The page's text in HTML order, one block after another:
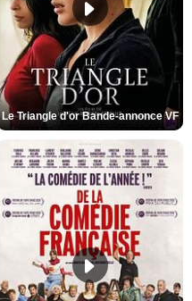
Le Triangle d'or Bande-annonce VF